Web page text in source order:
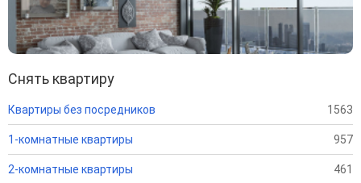
Снять квартиру
Квартиры без посредников 1563
1-комнатные квартиры 957
2-комнатные квартиры 461